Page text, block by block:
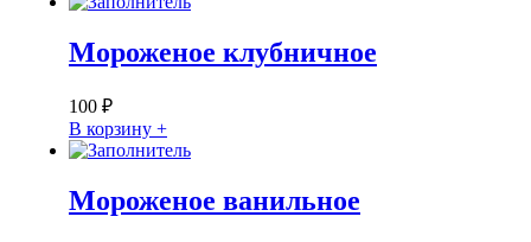
Мороженое клубничное
100 ₽
В корзину +
Мороженое ванильное